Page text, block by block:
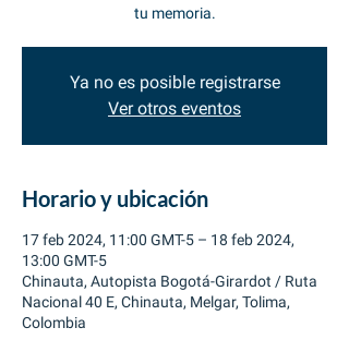
tu memoria.
Ya no es posible registrarse
Ver otros eventos
Horario y ubicación
17 feb 2024, 11:00 GMT-5 – 18 feb 2024,
13:00 GMT-5
Chinauta, Autopista Bogotá-Girardot / Ruta
Nacional 40 E, Chinauta, Melgar, Tolima,
Colombia